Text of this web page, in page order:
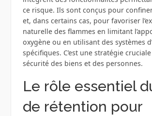
ce risque. Ils sont conçus pour
et, dans certains cas, pour favoriser
naturelle des flammes en limitant
oxygène ou en utilisant des systèmes
spécifiques. C’est une stratégie
sécurité des biens et des personnes.
Le rôle essentiel
de rétention pour